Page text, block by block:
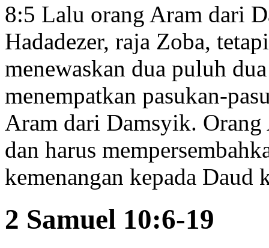
8:5 Lalu orang Aram dari
Hadadezer, raja Zoba,
menewaskan dua puluh
menempatkan pasukan-
Aram dari Damsyik.
dan harus
kemenangan kepada Daud
2 Samuel 10:6-19